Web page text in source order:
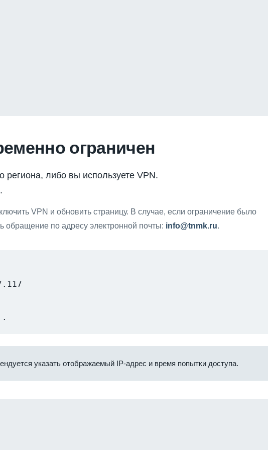
ограничен
либо вы используете VPN.
VPN и обновить страницу. В случае, если ограничение было
по адресу электронной почты: info@tnmk.ru.
указать отображаемый IP-адрес и время попытки доступа.